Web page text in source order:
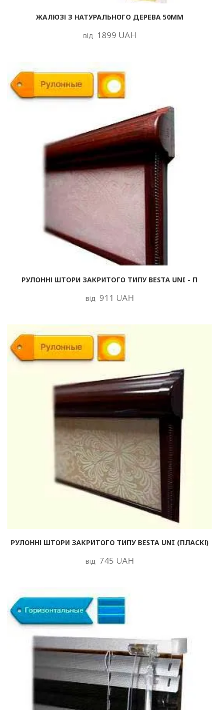
ЖАЛЮЗІ З НАТУРАЛЬНОГО ДЕРЕВА 50ММ
від 1899 UAH
РУЛОННІ ШТОРИ ЗАКРИТОГО ТИПУ BESTA UNI - П
від 911 UAH
РУЛОННІ ШТОРИ ЗАКРИТОГО ТИПУ BESTA UNI (ПЛАСКІ)
від 745 UAH